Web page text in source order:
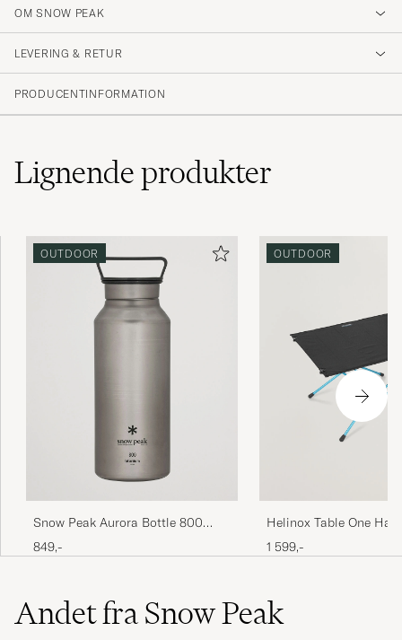
OM SNOW PEAK
LEVERING & RETUR
PRODUCENTINFORMATION
Lignendeprodukter
OUTDOOR
Snow Peak Aurora Bottle 800
Titanium
849,-
OUTDOOR
Helinox Table One
Black
1 599,-
Andet fra Snow Peak